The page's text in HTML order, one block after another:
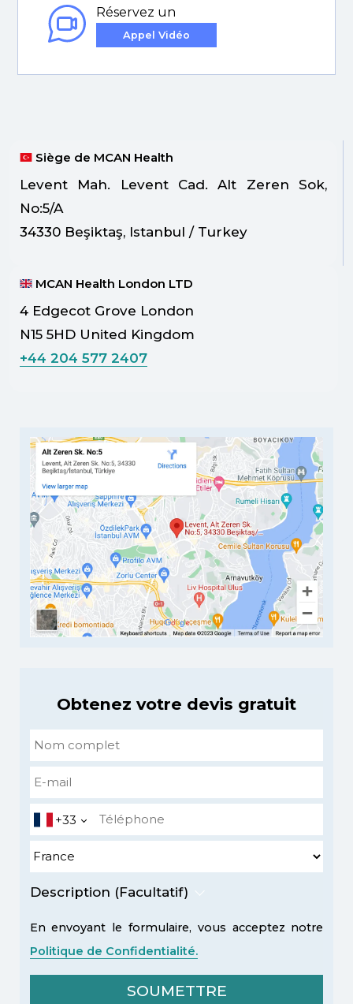
Réservez un
Appel Vidéo
Siège de MCAN Health
Levent Mah. Levent Cad. Alt Zeren Sok,
No:5/A
34330 Beşiktaş, Istanbul / Turkey
MCAN Health London LTD
4 Edgecot Grove London
N15 5HD United Kingdom
+44 204 577 2407
Obtenez votre devis gratuit
+33
Description (Facultatif)
En envoyant le formulaire, vous acceptez notre
Politique de Confidentialité.